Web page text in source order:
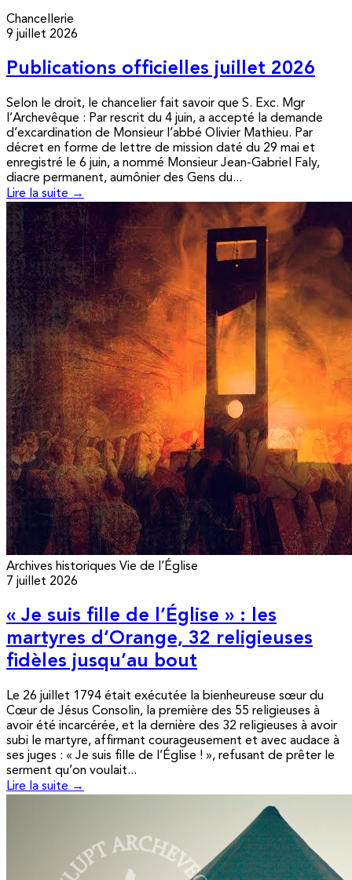
Chancellerie
9 juillet 2026
Publications officielles juillet 2026
Selon le droit, le chancelier fait savoir que S. Exc. Mgr
l’Archevêque : Par rescrit du 4 juin, a accepté la demande
d’excardination de Monsieur l’abbé Olivier Mathieu. Par
décret en forme de lettre de mission daté du 29 mai et
enregistré le 6 juin, a nommé Monsieur Jean-Gabriel Faly,
diacre permanent, aumônier des Gens du...
Lire la suite →
Archives historiques Vie de l’Église
7 juillet 2026
« Je suis fille de l’Église » : les
martyres d’Orange, 32 religieuses
fidèles jusqu’au bout
Le 26 juillet 1794 était exécutée la bienheureuse sœur du
Cœur de Jésus Consolin, la première des 55 religieuses à
avoir été incarcérée, et la dernière des 32 religieuses à avoir
subi le martyre, affirmant courageusement et avec audace à
ses juges : « Je suis fille de l’Église ! », refusant de prêter le
serment qu’on voulait...
Lire la suite →